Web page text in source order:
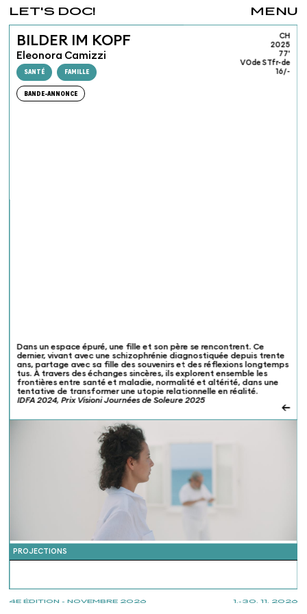
1.-30. 11. 2026
4E ÉDITION - NOVEMBRE 2026
MENU
LET'S DOC!
BILDER IM KOPF
Eleonora Camizzi
SANTÉ FAMILLE
BANDE-ANNONCE
CH
2025
77'
VOde STfr-de
16/-
Dans un espace épuré, une fille et son père se rencontrent. Ce
dernier, vivant avec une schizophrénie diagnostiquée depuis trente
ans, partage avec sa fille des souvenirs et des réflexions longtemps
tus. À travers des échanges sincères, ils explorent ensemble les
frontières entre santé et maladie, normalité et altérité, dans une
tentative de transformer une utopie relationnelle en réalité.
IDFA 2024, Prix Visioni Journées de Soleure 2025
←
PROJECTIONS